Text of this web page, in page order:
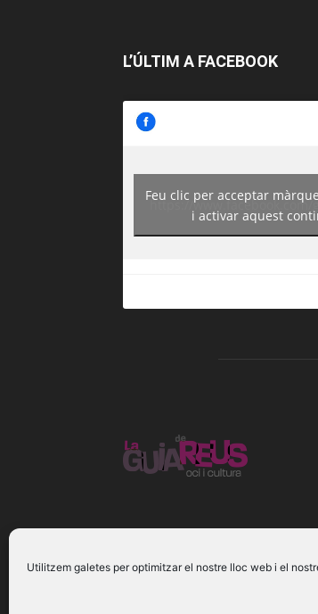
Utilitzem galetes per optimitzar el nostre lloc web i el
L’ÚLTIM A FACEBOOK
https://
Feu clic per acceptar
i activar aquest